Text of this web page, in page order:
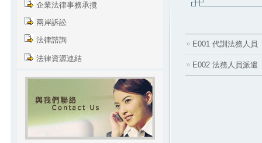
企業法律事務承攬
兩岸訴訟
法律諮詢
法律資源連結
E001 代訓法務人員
E002 法務人員派遣